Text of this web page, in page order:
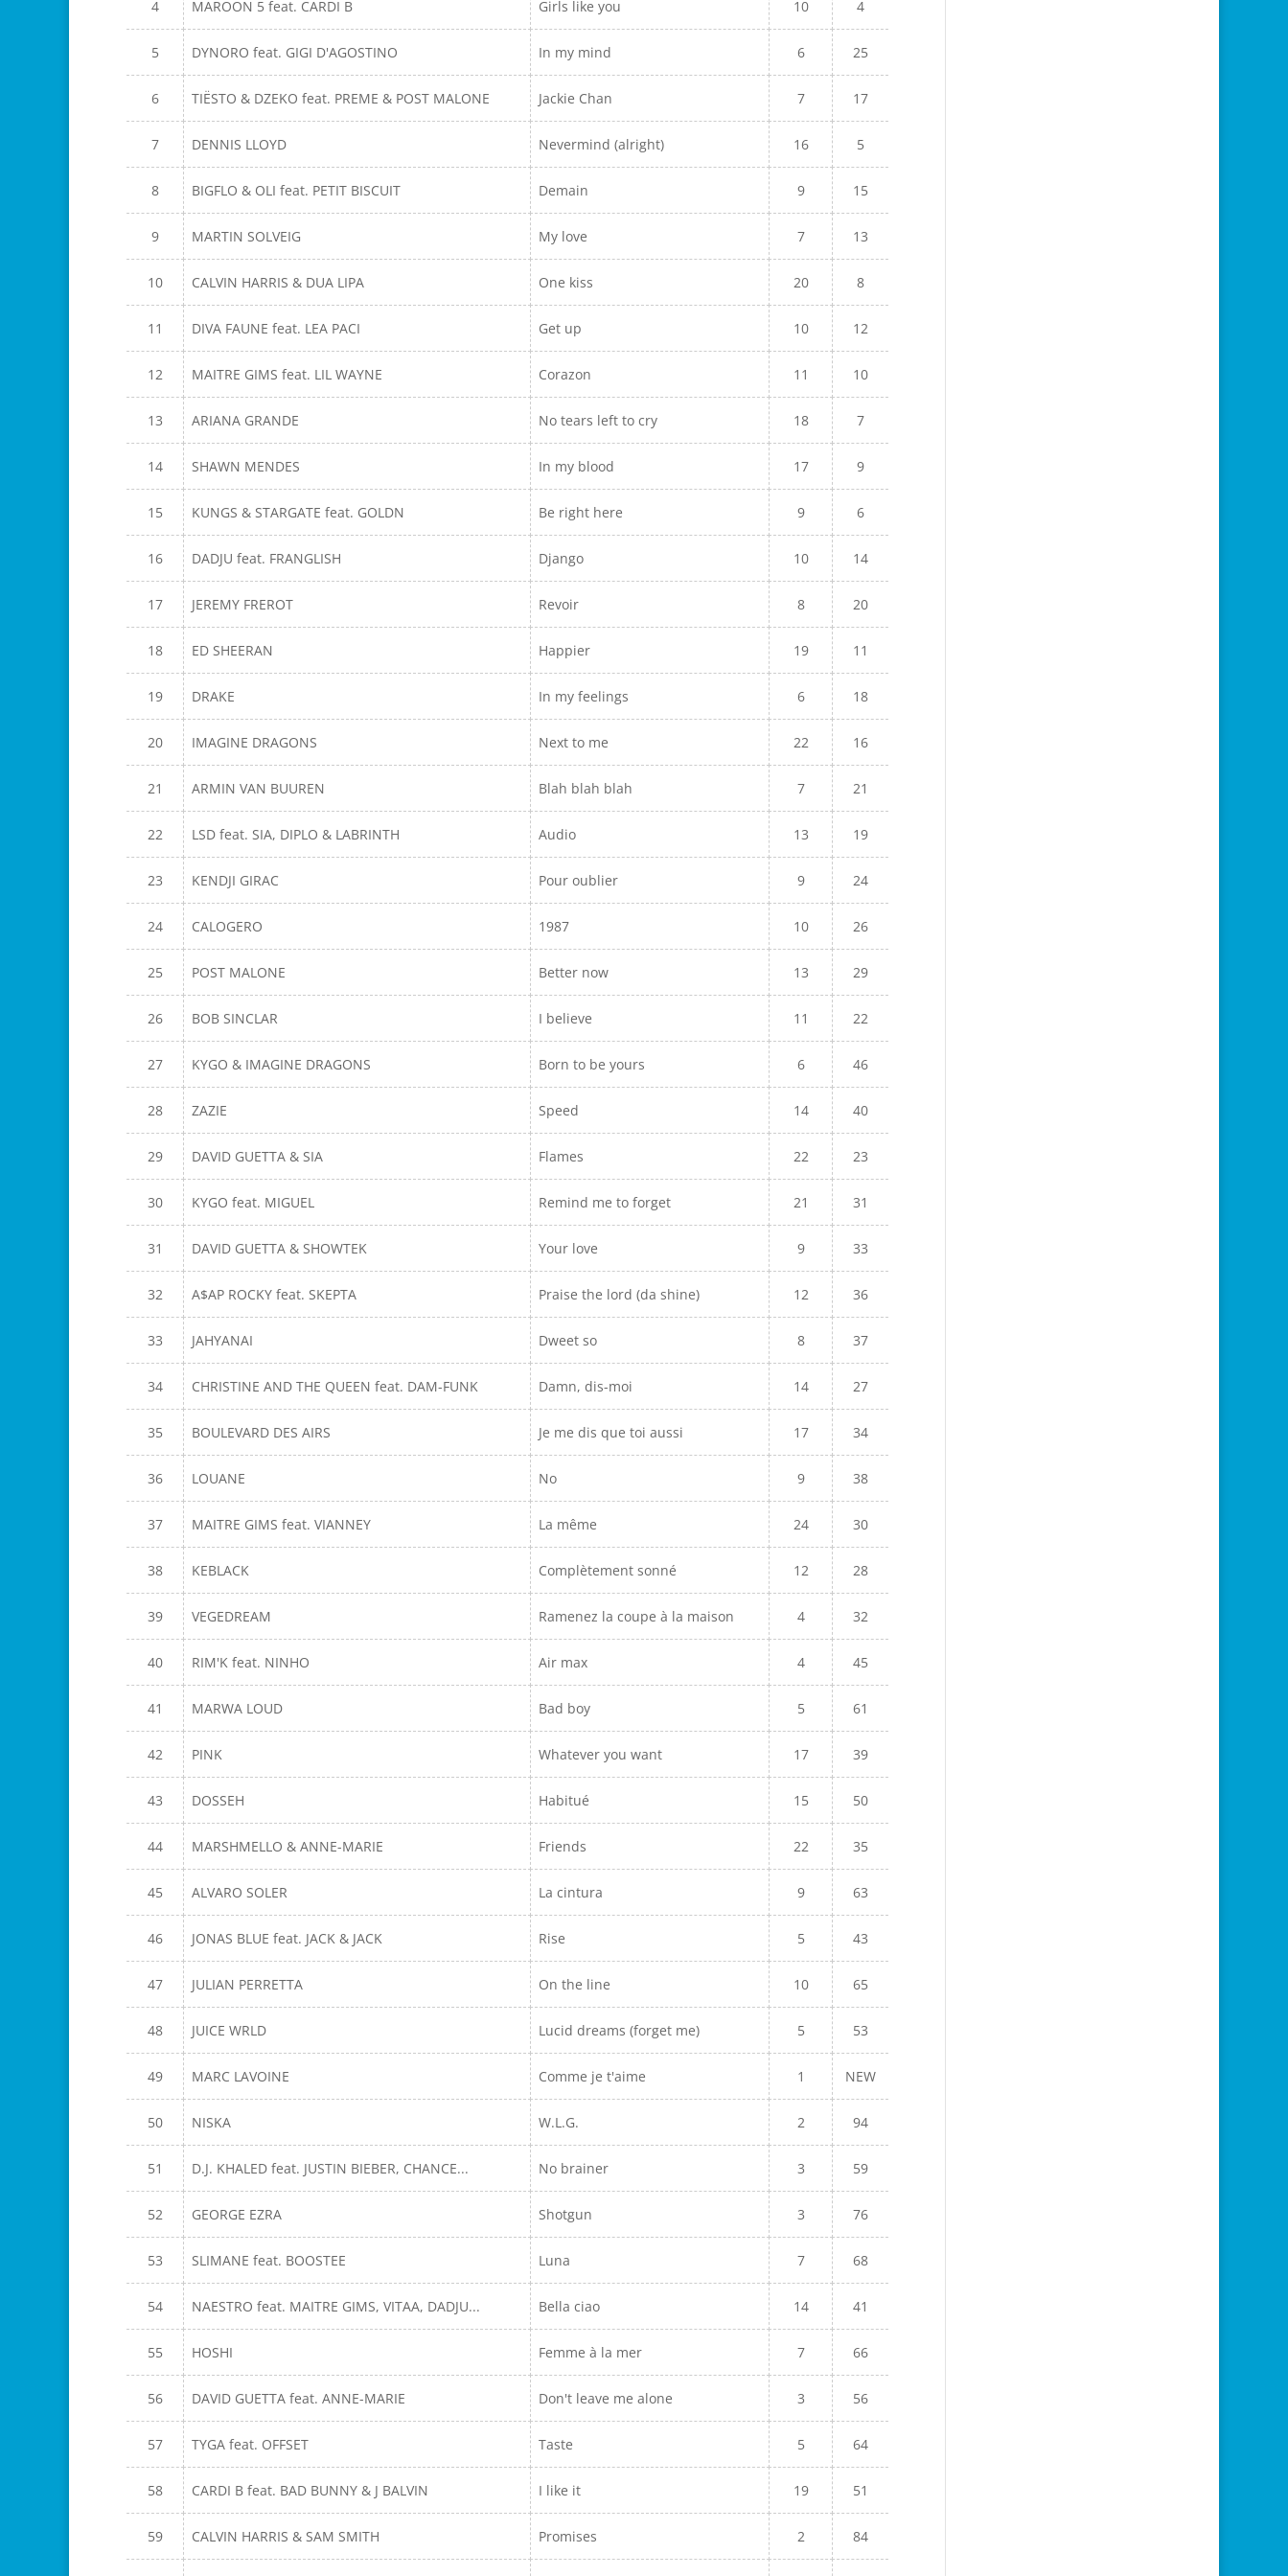
4 MAROON 5 feat. CARDI B Girls like you 10 4
5 DYNORO feat. GIGI D'AGOSTINO In my mind 6 25
6 TIËSTO & DZEKO feat. PREME & POST MALONE Jackie Chan 7 17
7 DENNIS LLOYD Nevermind (alright) 16 5
8 BIGFLO & OLI feat. PETIT BISCUIT Demain 9 15
9 MARTIN SOLVEIG My love 7 13
10 CALVIN HARRIS & DUA LIPA One kiss 20 8
11 DIVA FAUNE feat. LEA PACI Get up 10 12
12 MAITRE GIMS feat. LIL WAYNE Corazon 11 10
13 ARIANA GRANDE No tears left to cry 18 7
14 SHAWN MENDES In my blood 17 9
15 KUNGS & STARGATE feat. GOLDN Be right here 9 6
16 DADJU feat. FRANGLISH Django 10 14
17 JEREMY FREROT Revoir 8 20
18 ED SHEERAN Happier 19 11
19 DRAKE In my feelings 6 18
20 IMAGINE DRAGONS Next to me 22 16
21 ARMIN VAN BUUREN Blah blah blah 7 21
22 LSD feat. SIA, DIPLO & LABRINTH Audio 13 19
23 KENDJI GIRAC Pour oublier 9 24
24 CALOGERO 1987 10 26
25 POST MALONE Better now 13 29
26 BOB SINCLAR I believe 11 22
27 KYGO & IMAGINE DRAGONS Born to be yours 6 46
28 ZAZIE Speed 14 40
29 DAVID GUETTA & SIA Flames 22 23
30 KYGO feat. MIGUEL Remind me to forget 21 31
31 DAVID GUETTA & SHOWTEK Your love 9 33
32 A$AP ROCKY feat. SKEPTA Praise the lord (da shine) 12 36
33 JAHYANAI Dweet so 8 37
34 CHRISTINE AND THE QUEEN feat. DAM-FUNK Damn, dis-moi 14 27
35 BOULEVARD DES AIRS Je me dis que toi aussi 17 34
36 LOUANE No 9 38
37 MAITRE GIMS feat. VIANNEY La même 24 30
38 KEBLACK Complètement sonné 12 28
39 VEGEDREAM Ramenez la coupe à la maison 4 32
40 RIM'K feat. NINHO Air max 4 45
41 MARWA LOUD Bad boy 5 61
42 PINK Whatever you want 17 39
43 DOSSEH Habitué 15 50
44 MARSHMELLO & ANNE-MARIE Friends 22 35
45 ALVARO SOLER La cintura 9 63
46 JONAS BLUE feat. JACK & JACK Rise 5 43
47 JULIAN PERRETTA On the line 10 65
48 JUICE WRLD Lucid dreams (forget me) 5 53
49 MARC LAVOINE Comme je t'aime 1 NEW
50 NISKA W.L.G. 2 94
51 D.J. KHALED feat. JUSTIN BIEBER, CHANCE... No brainer 3 59
52 GEORGE EZRA Shotgun 3 76
53 SLIMANE feat. BOOSTEE Luna 7 68
54 NAESTRO feat. MAITRE GIMS, VITAA, DADJU... Bella ciao 14 41
55 HOSHI Femme à la mer 7 66
56 DAVID GUETTA feat. ANNE-MARIE Don't leave me alone 3 56
57 TYGA feat. OFFSET Taste 5 64
58 CARDI B feat. BAD BUNNY & J BALVIN I like it 19 51
59 CALVIN HARRIS & SAM SMITH Promises 2 84